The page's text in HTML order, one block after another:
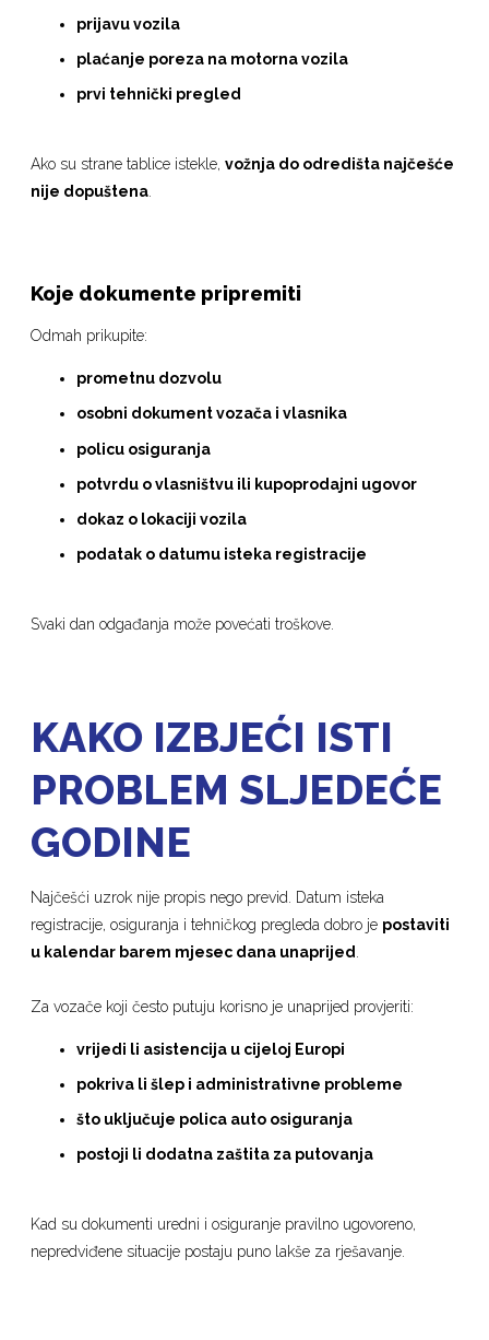
prijavu vozila
plaćanje poreza na motorna vozila
prvi tehnički pregled
Ako su strane tablice istekle,vožnja do odredišta najčešće
nije dopuštena.
Koje dokumente pripremiti
Odmah prikupite:
prometnu dozvolu
osobni dokument vozača i vlasnika
policu osiguranja
potvrdu o vlasništvu ili kupoprodajni ugovor
dokaz o lokaciji vozila
podatak o datumu isteka registracije
Svaki dan odgađanja može povećati troškove.
KAKO IZBJEĆI ISTI
PROBLEM SLJEDEĆE
GODINE
Najčešći uzrok nije propis nego previd. Datum isteka
registracije, osiguranja i tehničkog pregleda dobro je postaviti
u kalendar barem mjesec dana unaprijed
Za vozače koji često putuju korisno je unaprijed provjeriti:
vrijedi li asistencija u cijeloj Europi
pokriva li šlep i administrativne probleme
što uključuje polica auto osiguranja
postoji li dodatna zaštita za putovanja
Kad su dokumenti uredni i osiguranje pravilno ugovoreno,
nepredviđene situacije postaju puno lakše za rješavanje.